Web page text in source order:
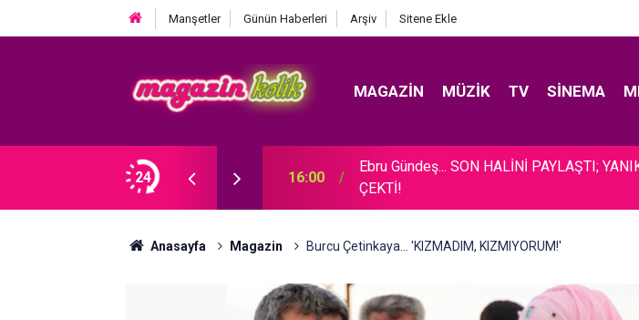
Manşetler Günün Haberleri Arşiv Sitene Ekle
MAGAZIN MÜZIK TV SINEMA
24
5 GÜZEL KADINI! 16:00
Ebru Gündeş... SON HALİNİ PAYLAŞTI;
ÇEKTİ!
Anasayfa Magazin Burcu Çetinkaya... 'KIZMADIM, KIZMIYORUM!'